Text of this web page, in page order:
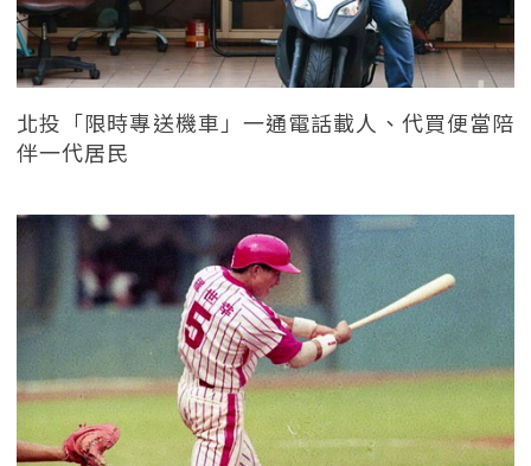
北投「限時專送機車」一通電話載人、代買便當陪
伴一代居民